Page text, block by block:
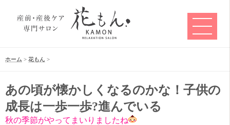
ホーム > 花もん >
あの頃が懐かしくなるのかな！子供の
成長は一歩一歩?進んでいる
秋の季節がやってまいりましたね